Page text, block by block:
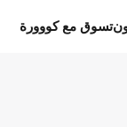
تسوق مع كووورة